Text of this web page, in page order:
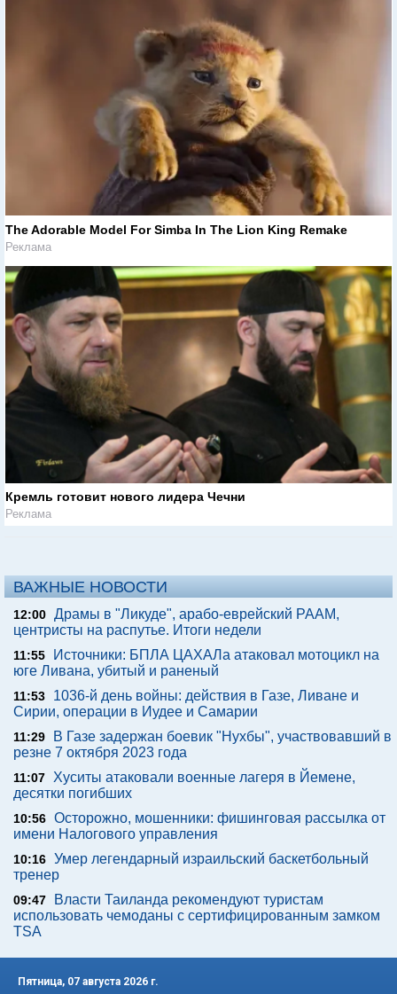
The Adorable Model For Simba In The Lion King Remake
Реклама
Кремль готовит нового лидера Чечни
Реклама
ВАЖНЫЕ НОВОСТИ
12:00 Драмы в "Ликуде", арабо-еврейский РААМ,
центристы на распутье. Итоги недели
11:55
Источники: БПЛА ЦАХАЛа атаковал мотоцикл на
юге Ливана, убитый и раненый
11:53
1036-й день войны: действия в Газе, Ливане и
Сирии, операции в Иудее и Самарии
11:29
В Газе задержан боевик "Нухбы", участвовавший в
резне 7 октября 2023 года
11:07 Хуситы атаковали военные лагеря в Йемене,
десятки погибших
10:56 Осторожно, мошенники: фишинговая рассылка от
имени Налогового управления
10:16 Умер легендарный израильский баскетбольный
тренер
09:47
Власти Таиланда рекомендуют туристам
использовать чемоданы с сертифицированным замком
TSA
Пятница, 07 августа 2026 г.